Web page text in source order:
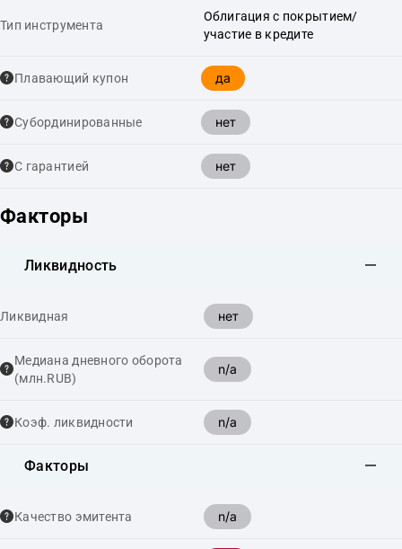
Тип инструмента
Облигация с покрытием/
участие в кредите
Плавающий купон да
Cубординированные нет
С гарантией нет
Факторы
Ликвидность
Ликвидная нет
Медиана дневного оборота
(млн.RUB)
n/a
Коэф. ликвидности n/a
Факторы
Качество эмитента n/a